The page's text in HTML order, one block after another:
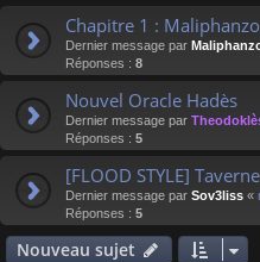
Chapitre 1 :
Dernier message par
Réponses : 8
Nouvel Oracle Hadès
Dernier message par
Réponses : 5
[FLOOD STYLE]
Dernier message par Sov3liss «
Réponses : 5
Nouveau sujet